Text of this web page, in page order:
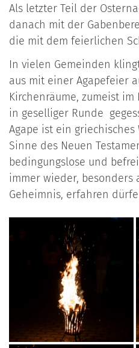
Als letzter Teil der
danach mit der
die mit dem feierlichen
In vielen Gemeinden
aus mit einer Agapefeier
Kirchenräume, zumeist
in geselliger Runde
Agape ist ein
Sinne des Neuen
bedingungslose und
immer wieder, besonders
Geheimnis, erfahren